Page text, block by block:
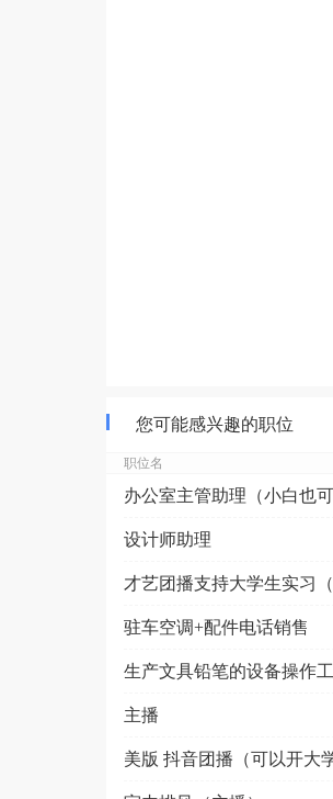
您可能感兴趣的职位
职位名
设计师助理
驻车空调+配件电话销售
生产文具铅笔的设备操作工
主播